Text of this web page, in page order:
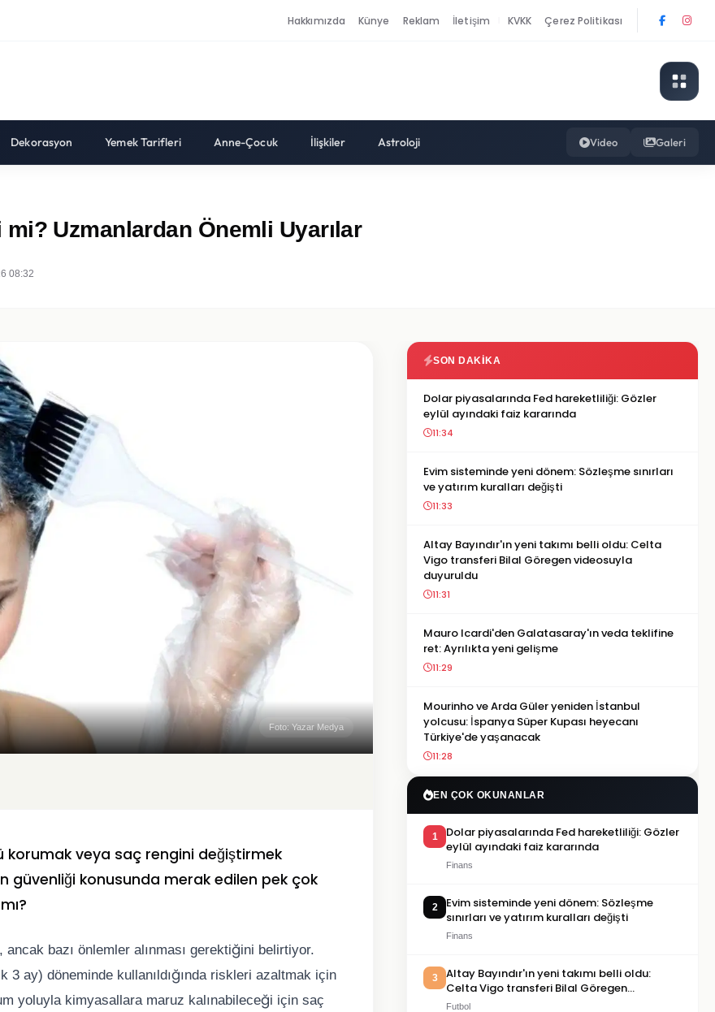
Hakkımızda Künye Reklam İletişim KVKK Çerez Politikası
Dekorasyon Yemek Tarifleri Anne-Çocuk İlişkiler Astroloji Video Galeri
Uzmanlardan Önemli Uyarılar
08:32
Foto: Yazar Medya
korumak veya saç rengini değiştirmek
güvenliği konusunda merak edilen pek çok
bazı önlemler alınması gerektiğini belirtiyor.
ay) döneminde kullanıldığında riskleri azaltmak için
yoluyla kimyasallara maruz kalınabileceği için saç
SON DAKIKA
Dolar piyasalarında Fed hareketliliği: Gözler
eylül ayındaki faiz kararında
11:34
Evim sisteminde yeni dönem: Sözleşme sınırları
ve yatırım kuralları değişti
11:33
Altay Bayındır'ın yeni takımı belli oldu: Celta
Vigo transferi Bilal Göregen videosuyla
duyuruldu
11:31
Mauro Icardi'den Galatasaray'ın veda teklifine
ret: Ayrılıkta yeni gelişme
11:29
Mourinho ve Arda Güler yeniden İstanbul
yolcusu: İspanya Süper Kupası heyecanı
Türkiye'de yaşanacak
11:28
EN ÇOK OKUNANLAR
1
Dolar piyasalarında Fed hareketliliği: Gözler
eylül ayındaki faiz kararında
Finans
2
Evim sisteminde yeni dönem: Sözleşme
sınırları ve yatırım kuralları değişti
Finans
3
Altay Bayındır'ın yeni takımı belli oldu:
Celta Vigo transferi Bilal Göregen
videosuyla duyuruldu
Futbol